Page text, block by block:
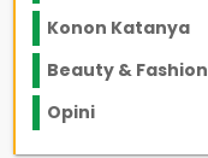
Konon Katanya
Beauty & Fashion
Opini